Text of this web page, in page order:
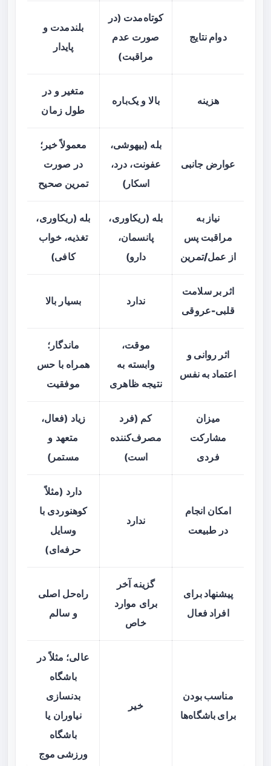
دوام نتایج
کوتاه‌مدت (در
صورت عدم
مراقبت)
بلندمدت و
پایدار
هزینه بالا و یک‌باره
متغیر و در
طول زمان
عوارض جانبی
بله (بیهوشی،
عفونت، درد،
اسکار)
معمولاً خیر؛
در صورت
تمرین صحیح
نیاز به
مراقبت پس
از عمل/تمرین
بله (ریکاوری،
پانسمان،
دارو)
بله (ریکاوری،
تغذیه، خواب
کافی)
اثر بر سلامت
قلبی-عروقی
ندارد بسیار بالا
اثر روانی و
اعتماد به نفس
موقت،
وابسته به
نتیجه ظاهری
ماندگار؛
همراه با حس
موفقیت
میزان
مشارکت
فردی
کم (فرد
مصرف‌کننده
است)
زیاد (فعال،
متعهد و
مستمر)
امکان انجام
در طبیعت
ندارد
دارد (مثلاً
کوهنوردی با
وسایل
حرفه‌ای)
پیشنهاد برای
افراد فعال
گزینه آخر
برای موارد
خاص
راه‌حل اصلی
و سالم
مناسب بودن
برای باشگاه‌ها
خیر
عالی؛ مثلاً در
باشگاه
بدنسازی
نیاوران یا
باشگاه
ورزشی موج